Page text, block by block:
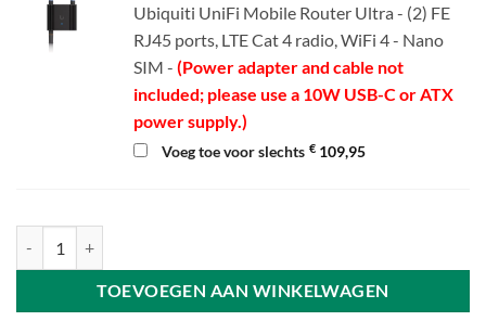
Ubiquiti UniFi Mobile Router Ultra - (2) FE
RJ45 ports, LTE Cat 4 radio, WiFi 4 - Nano
SIM - (Power adapter and cable not
included; please use a 10W USB-C or ATX
power supply.)
Voeg toe voor slechts € 109,95
TOEVOEGEN AAN WINKELWAGEN